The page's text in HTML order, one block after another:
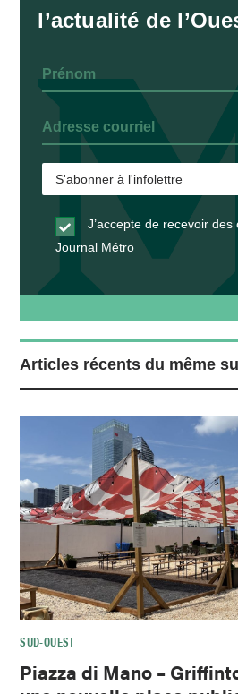
l’actualité de
J’accepte de recevoir
Journal Métro
Articles récents du même
SUD-OUEST
Piazza di Mano –